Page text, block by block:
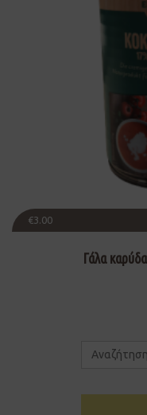
€3.00
Γάλα